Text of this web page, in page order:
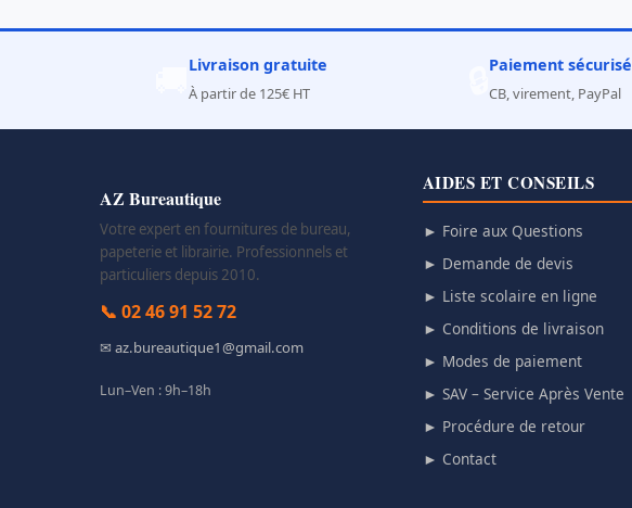
Livraison gratuite
À partir de 125€ HT
Paiement sécurisé
CB, virement, PayPal
AZ Bureautique
Votre expert en fournitures de bureau,
papeterie et librairie. Professionnels et
particuliers depuis 2010.
📞 02 46 91 52 72
✉ az.bureautique1@gmail.com
Lun–Ven : 9h–18h
AIDES ET CONSEILS
► Foire aux Questions
► Demande de devis
► Liste scolaire en ligne
► Conditions de livraison
► Modes de paiement
► SAV – Service Après Vente
► Procédure de retour
► Contact